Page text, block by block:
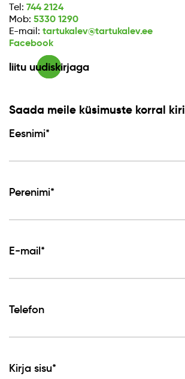
Tel: 744 2124
Mob: 5330 1290
E-mail: tartukalev@tartukalev.ee
Facebook
liitu uudiskirjaga
Saada meile küsimuste korral kiri
Eesnimi*
Perenimi*
E-mail*
Telefon
Kirja sisu*